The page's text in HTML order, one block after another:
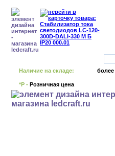
Наличие на складе: более
*Р - Розничная цена